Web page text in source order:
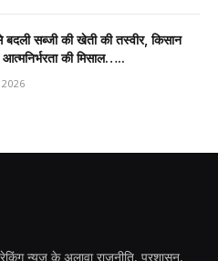
बदली सब्जी की खेती की तस्वीर, किसान
की मिसाल…..
न्यूज़ के अलावा राजनीति, प्रशासन,